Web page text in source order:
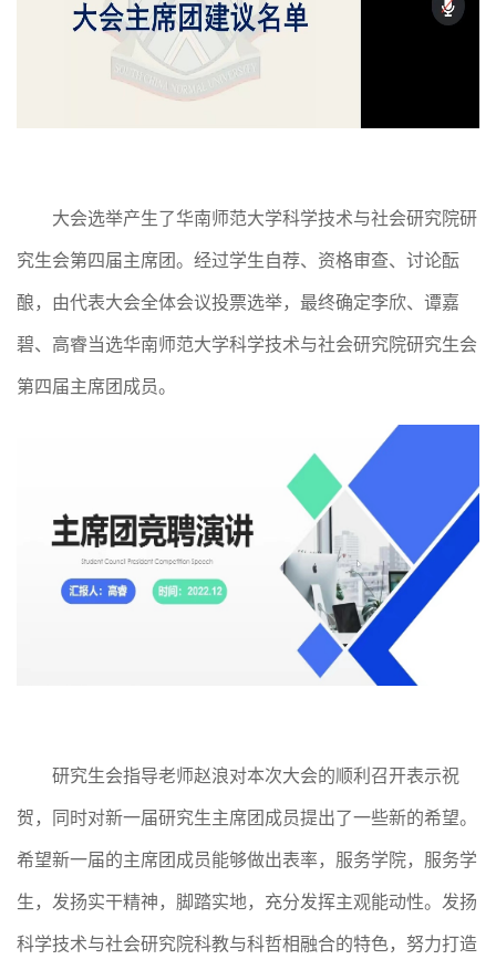
大会选举产生了华南师范大学科学技术与社会研究院研
究生会第四届主席团。经过学生自荐、资格审查、讨论酝
酿，由代表大会全体会议投票选举，最终确定李欣、谭嘉
碧、高睿当选华南师范大学科学技术与社会研究院研究生会
第四届主席团成员。
研究生会指导老师赵浪对本次大会的顺利召开表示祝
贺，同时对新一届研究生主席团成员提出了一些新的希望。
希望新一届的主席团成员能够做出表率，服务学院，服务学
生，发扬实干精神，脚踏实地，充分发挥主观能动性。发扬
科学技术与社会研究院科教与科哲相融合的特色，努力打造